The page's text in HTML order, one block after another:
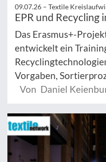
09.07.26 – Textile
EPR und Recycling
Das Erasmus+-
entwickelt ein
Vorgaben,
Von Daniel